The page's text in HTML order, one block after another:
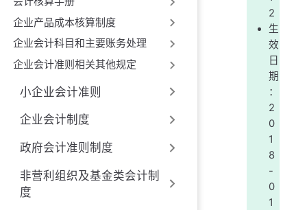
企业产品成本核算制度
企业会计科目和主要账务处理
企业会计准则相关其他规定
小企业会计准则
企业会计制度
政府会计准则制度
非营利组织及基金类会计制
度
2
生
效
日
期
：
2
0
1
8
-
0
1